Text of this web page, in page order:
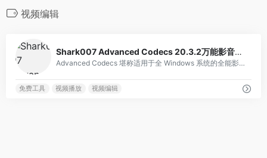
视频编辑
Shark007 Advanced Codecs 20.3.2万能影音解码器
Advanced Codecs 堪称适用于全 Windows 系统的全能影音解码神器。它由外国网友精心打造，对电脑毫无负担。若你观看影片时出现有声音无画面，或有画面无声音的状况，安装它就是绝佳选择。
免费工具 视频播放 视频编辑